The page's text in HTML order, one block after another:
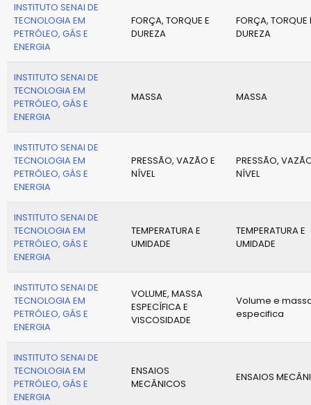
INSTITUTO SENAI DE
TECNOLOGIA EM
PETRÓLEO, GÁS E
ENERGIA
FORÇA, TORQUE E
DUREZA
FORÇA, TORQUE
DUREZA
INSTITUTO SENAI DE
TECNOLOGIA EM
PETRÓLEO, GÁS E
ENERGIA
MASSA MASSA
INSTITUTO SENAI DE
TECNOLOGIA EM
PETRÓLEO, GÁS E
ENERGIA
PRESSÃO, VAZÃO E
NÍVEL
PRESSÃO,
NÍVEL
INSTITUTO SENAI DE
TECNOLOGIA EM
PETRÓLEO, GÁS E
ENERGIA
TEMPERATURA E
UMIDADE
TEMPERATURA E
UMIDADE
INSTITUTO SENAI DE
TECNOLOGIA EM
PETRÓLEO, GÁS E
ENERGIA
VOLUME, MASSA
ESPECÍFICA E
VISCOSIDADE
Volume e
especifica
INSTITUTO SENAI DE
TECNOLOGIA EM
PETRÓLEO, GÁS E
ENERGIA
ENSAIOS
MECÂNICOS
ENSAIOS